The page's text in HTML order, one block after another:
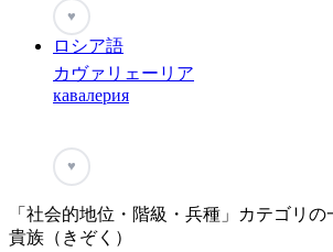
♥
ロシア語
カヴァリェーリア
кавалерия
♥
「社会的地位・階級・兵種」カテゴリ
貴族（きぞく）